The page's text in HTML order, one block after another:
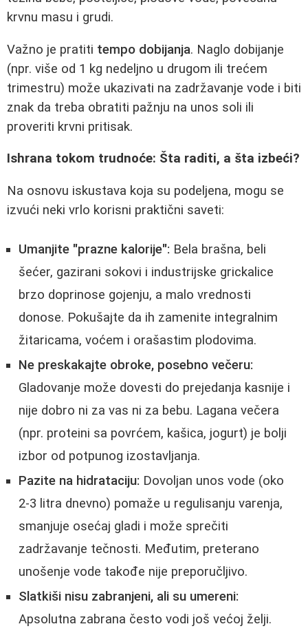
krvnu masu i grudi.
Važno je pratiti tempo dobijanja. Naglo dobijanje
(npr. više od 1 kg nedeljno u drugom ili trećem
trimestru) može ukazivati na zadržavanje vode i biti
znak da treba obratiti pažnju na unos soli ili
proveriti krvni pritisak.
Ishrana tokom trudnoće: Šta raditi, a šta izbeći?
Na osnovu iskustava koja su podeljena, mogu se
izvući neki vrlo korisni praktični saveti:
Umanjite "prazne kalorije": Bela brašna, beli
šećer, gazirani sokovi i industrijske grickalice
brzo doprinose gojenju, a malo vrednosti
donose. Pokušajte da ih zamenite integralnim
žitaricama, voćem i orašastim plodovima.
Ne preskakajte obroke, posebno večeru:
Gladovanje može dovesti do prejedanja kasnije i
nije dobro ni za vas ni za bebu. Lagana večera
(npr. proteini sa povrćem, kašica, jogurt) je bolji
izbor od potpunog izostavljanja.
Pazite na hidrataciju: Dovoljan unos vode (oko
2-3 litra dnevno) pomaže u regulisanju varenja,
smanjuje osećaj gladi i može sprečiti
zadržavanje tečnosti. Međutim, preterano
unošenje vode takođe nije preporučljivo.
Slatkiši nisu zabranjeni, ali su umereni:
Apsolutna zabrana često vodi još većoj želji.